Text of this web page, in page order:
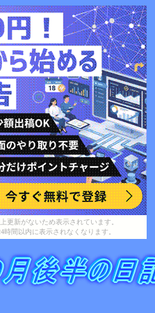
更新がないため表示されています。
時間以内に表示されなくなります。